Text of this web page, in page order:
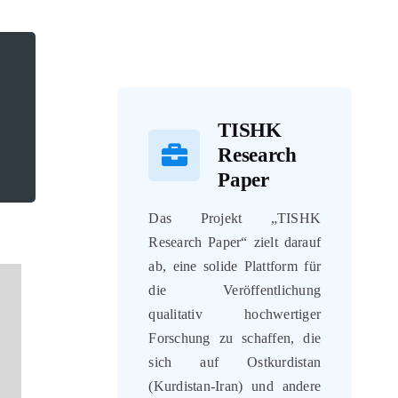
TISHK
Research
Paper
Das Projekt „TISHK
Research Paper“ zielt darauf
ab, eine solide Plattform für
die Veröffentlichung
qualitativ hochwertiger
Forschung zu schaffen, die
sich auf Ostkurdistan
(Kurdistan-Iran) und andere